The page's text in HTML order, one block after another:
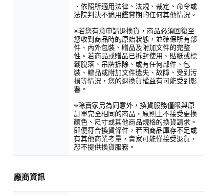
．依照所適用法律、法規、裁定、命令或
法院判決不適用鑑賞期的任何其他情況。
※若您有意申請退換貨，商品必須回復至
您收到商品時的原始狀態，並確保所有部
件、內外包裝、贈品及附加文件的完整
性。若商品或贈品已拆封使用、貼紙或標
籤脫落、吊牌拆除、或有任何部件、包
裝、贈品或附加文件遺失、故障、受到污
損等情況，您的退換貨權益有可能受到影
響。
※除賣家另為同意外，換貨服務僅限與原
訂單完全相同的商品，原則上不接受更換
顏色、尺寸或其他商品規格的換貨請求。
即便符合換貨條件，若因商品庫存不足或
有其他商業考量，賣家可能僅接受退貨，
恕不提供換貨服務。
廠商資訊